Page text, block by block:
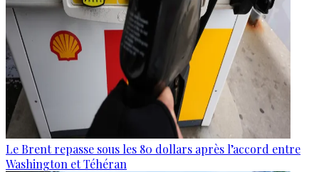
Le Brent repasse sous les 80 dollars après l’accord entre
Washington et Téhéran